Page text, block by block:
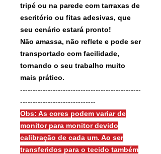
tripé ou na parede com tarraxas de
escritório ou fitas adesivas, que
seu cenário estará pronto!
Não amassa, não reflete e pode ser
transportado com facilidade,
tornando o seu trabalho muito
mais prático.
------------------------------------------------
------------------------------
Obs: As cores podem variar de
monitor para monitor devido
calibração de cada um. Ao ser
transferidos para o tecido também